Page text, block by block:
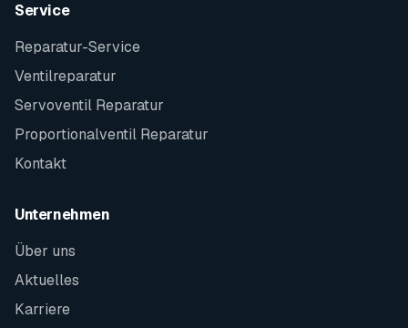
Service
Reparatur-Service
Ventilreparatur
Servoventil Reparatur
Proportionalventil Reparatur
Kontakt
Unternehmen
Über uns
Aktuelles
Karriere